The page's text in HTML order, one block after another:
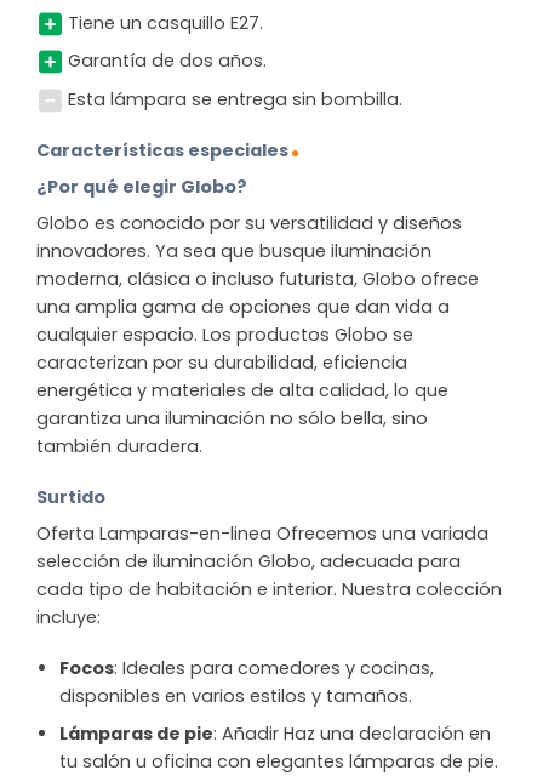
Tiene un casquillo E27.
Garantía de dos años.
Esta lámpara se entrega sin bombilla.
Características especiales
¿Por qué elegir Globo?
Globo es conocido por su versatilidad y diseños
innovadores. Ya sea que busque iluminación
moderna, clásica o incluso futurista, Globo ofrece
una amplia gama de opciones que dan vida a
cualquier espacio. Los productos Globo se
caracterizan por su durabilidad, eficiencia
energética y materiales de alta calidad, lo que
garantiza una iluminación no sólo bella, sino
también duradera.
Surtido
Oferta Lamparas-en-linea Ofrecemos una variada
selección de iluminación Globo, adecuada para
cada tipo de habitación e interior. Nuestra colección
incluye:
Focos: Ideales para comedores y cocinas,
disponibles en varios estilos y tamaños.
Lámparas de pie: Añadir Haz una declaración en
tu salón u oficina con elegantes lámparas de pie.